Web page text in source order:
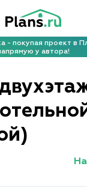
- покупая проект в
у автора!